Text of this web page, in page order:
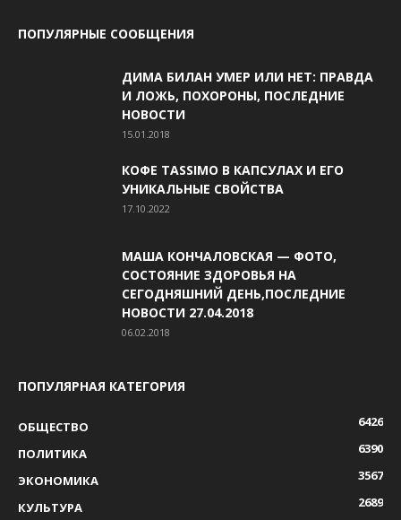
ПОПУЛЯРНЫЕ СООБЩЕНИЯ
ДИМА БИЛАН УМЕР ИЛИ НЕТ: ПРАВДА
И ЛОЖЬ, ПОХОРОНЫ, ПОСЛЕДНИЕ
НОВОСТИ
15.01.2018
КОФЕ TASSIMO В КАПСУЛАХ И ЕГО
УНИКАЛЬНЫЕ СВОЙСТВА
17.10.2022
МАША КОНЧАЛОВСКАЯ — ФОТО,
СОСТОЯНИЕ ЗДОРОВЬЯ НА
СЕГОДНЯШНИЙ ДЕНЬ,ПОСЛЕДНИЕ
НОВОСТИ 27.04.2018
06.02.2018
ПОПУЛЯРНАЯ КАТЕГОРИЯ
ОБЩЕСТВО
6426
ПОЛИТИКА
6390
ЭКОНОМИКА
3567
КУЛЬТУРА
2689